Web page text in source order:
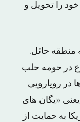
را تحویل و
منطقه حائل.
در حومه حلب
در رویارویی
«یگان های
به حمایت از